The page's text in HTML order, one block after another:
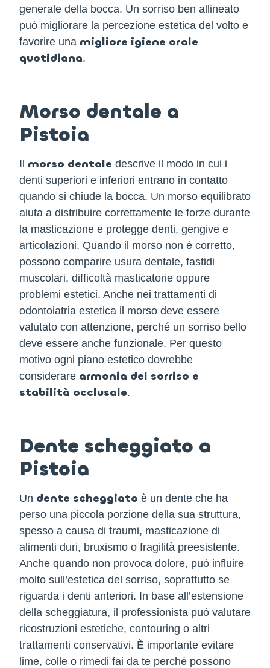
generale della bocca. Un sorriso ben allineato
può migliorare la percezione estetica del volto e
favorire una migliore igiene orale
quotidiana.
Morso dentale a
Pistoia
Il morso dentale descrive il modo in cui i
denti superiori e inferiori entrano in contatto
quando si chiude la bocca. Un morso equilibrato
aiuta a distribuire correttamente le forze durante
la masticazione e protegge denti, gengive e
articolazioni. Quando il morso non è corretto,
possono comparire usura dentale, fastidi
muscolari, difficoltà masticatorie oppure
problemi estetici. Anche nei trattamenti di
odontoiatria estetica il morso deve essere
valutato con attenzione, perché un sorriso bello
deve essere anche funzionale. Per questo
motivo ogni piano estetico dovrebbe
considerare armonia del sorriso e
stabilità occlusale.
Dente scheggiato a
Pistoia
Un dente scheggiato è un dente che ha
perso una piccola porzione della sua struttura,
spesso a causa di traumi, masticazione di
alimenti duri, bruxismo o fragilità preesistente.
Anche quando non provoca dolore, può influire
molto sull’estetica del sorriso, soprattutto se
riguarda i denti anteriori. In base all’estensione
della scheggiatura, il professionista può valutare
ricostruzioni estetiche, contouring o altri
trattamenti conservativi. È importante evitare
lime, colle o rimedi fai da te perché possono